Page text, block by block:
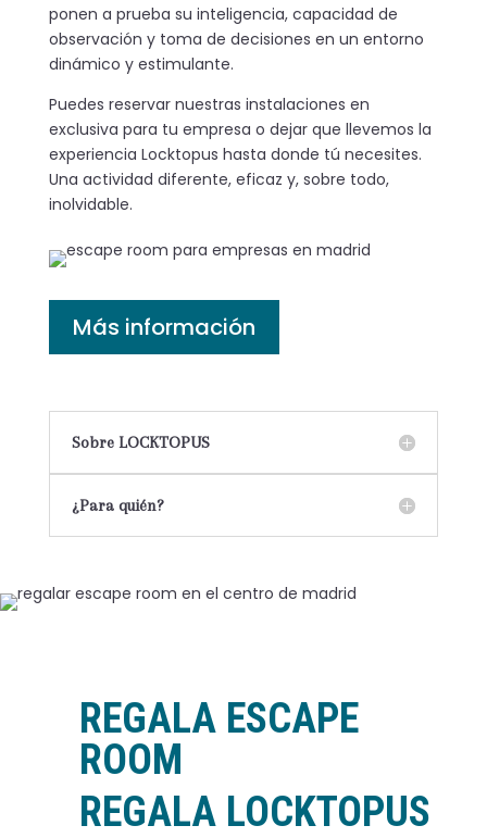
ponen a prueba su inteligencia, capacidad de
observación y toma de decisiones en un entorno
dinámico y estimulante.
Puedes reservar nuestras instalaciones en
exclusiva para tu empresa o dejar que llevemos la
experiencia Locktopus hasta donde tú necesites.
Una actividad diferente, eficaz y, sobre todo,
inolvidable.
Más información
Sobre LOCKTOPUS
¿Para quién?
REGALA ESCAPE
ROOM
REGALA LOCKTOPUS